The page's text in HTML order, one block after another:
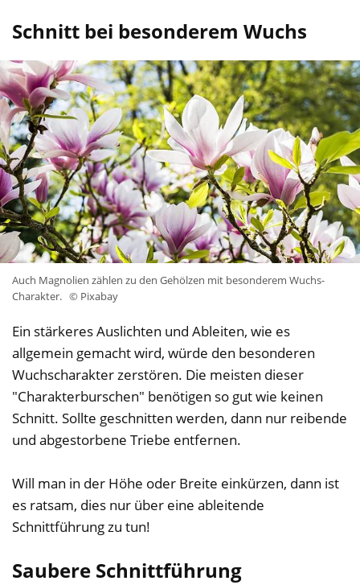
Schnitt bei besonderem Wuchs
Auch Magnolien zählen zu den Gehölzen mit besonderem Wuchs-
Charakter. © Pixabay
Ein stärkeres Auslichten und Ableiten, wie es
allgemein gemacht wird, würde den besonderen
Wuchscharakter zerstören. Die meisten dieser
"Charakterburschen" benötigen so gut wie keinen
Schnitt. Sollte geschnitten werden, dann nur reibende
und abgestorbene Triebe entfernen.
Will man in der Höhe oder Breite einkürzen, dann ist
es ratsam, dies nur über eine ableitende
Schnittführung zu tun!
Saubere Schnittführung